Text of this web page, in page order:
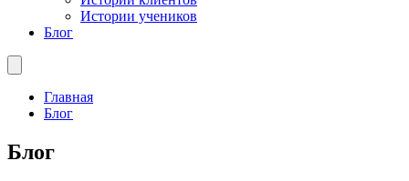
Истории учеников
Блог
Главная
Блог
Блог